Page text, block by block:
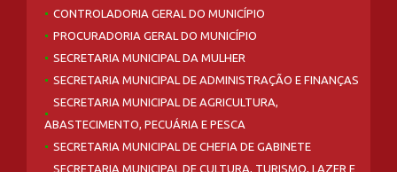
CONTROLADORIA GERAL DO MUNICÍPIO
PROCURADORIA GERAL DO MUNICÍPIO
SECRETARIA MUNICIPAL DA MULHER
SECRETARIA MUNICIPAL DE ADMINISTRAÇÃO E FINANÇAS
SECRETARIA MUNICIPAL DE AGRICULTURA,
ABASTECIMENTO, PECUÁRIA E PESCA
SECRETARIA MUNICIPAL DE CHEFIA DE GABINETE
SECRETARIA MUNICIPAL DE CULTURA, TURISMO, LAZER E